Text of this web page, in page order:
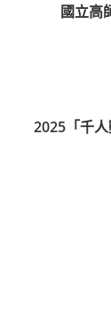
國立高
2025「千